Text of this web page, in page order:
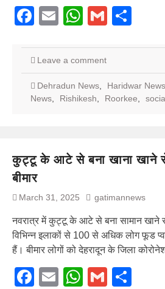
Facebook
EmailWhatsApp
Gmail
Leave a comment
Dehradun News Haridwar News
News
Rishikesh Roorkee
कुट्टू के आटे से बना खाना खाने
बीमार
March 31, 2025 gatimannews
नवरात्र में कुट्टू के आटे से बना सामान खाने
विभिन्न इलाकों से 100 से अधिक लोग फूड
हैं। बीमार लोगों को देहरादून के जिला
Facebook
EmailWhatsApp
Gmail